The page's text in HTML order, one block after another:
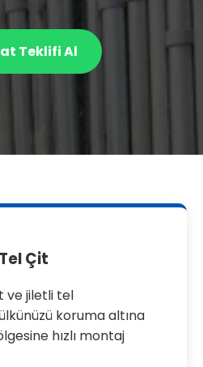
Teklifi Al
Çit
ve jiletli tel
koruma altına
hızlı montaj